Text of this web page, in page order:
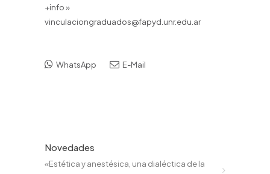
+info »
vinculaciongraduados@fapyd.unr.edu.ar
WhatsApp E-Mail
Novedades
«Estética y anestésica, una dialéctica de la